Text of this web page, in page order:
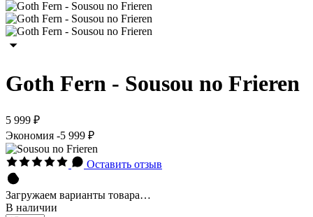
Goth Fern - Sousou no Frieren
5 999 ₽
Экономия -5 999 ₽
Оставить отзыв
Загружаем варианты товара…
В наличии